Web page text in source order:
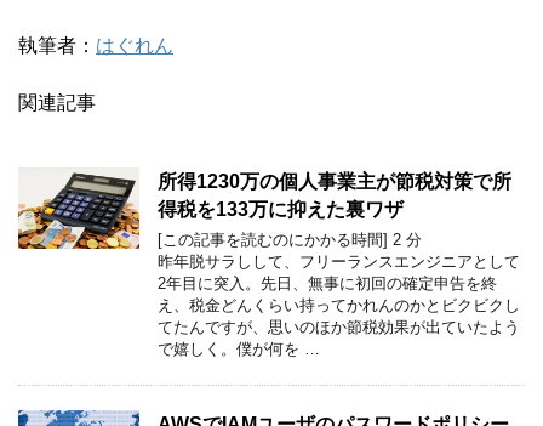
執筆者： はぐれん
関連記事
所得1230万の個人事業主が節税対策で所
得税を133万に抑えた裏ワザ
[この記事を読むのにかかる時間] 2 分
昨年脱サラしして、フリーランスエンジニアとして
2年目に突入。先日、無事に初回の確定申告を終
え、税金どんくらい持ってかれんのかとビクビクし
てたんですが、思いのほか節税効果が出ていたよう
で嬉しく。僕が何を …